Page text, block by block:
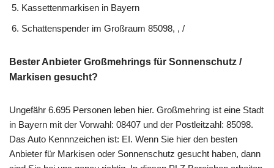
Kassettenmarkisen in Bayern
Schattenspender im Großraum 85098, , /
Bester Anbieter Großmehrings für Sonnenschutz /
Markisen gesucht?
Ungefähr 6.695 Personen leben hier. Großmehring ist eine Stadt
in Bayern mit der Vorwahl: 08407 und der Postleitzahl: 85098.
Das Auto Kennnzeichen ist: EI. Wenn Sie hier den besten
Anbieter für Markisen oder Sonnenschutz gesucht haben, dann